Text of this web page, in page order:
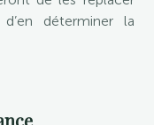
déterminer la